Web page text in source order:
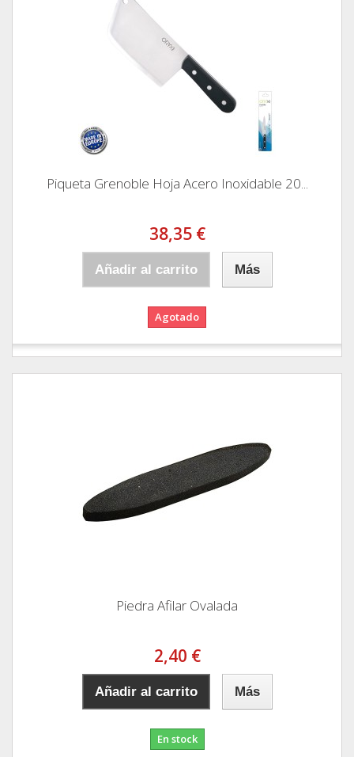
Piqueta Grenoble Hoja Acero Inoxidable 20...
38,35 €
Añadir al carrito Más
Agotado
Piedra Afilar Ovalada
2,40 €
Añadir al carrito Más
En stock